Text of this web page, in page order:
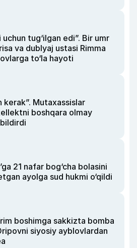
tug‘ilgan edi”. Bir umr
va dublyaj ustasi Rimma
to‘la hayoti
kerak”. Mutaxassislar
boshqara olmay
21 nafar bog‘cha bolasini
ayolga sud hukmi o‘qildi
boshimga sakkizta bomba
siyosiy ayblovlardan